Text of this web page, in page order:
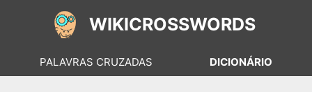
WIKICROSSWORDS
PALAVRAS CRUZADAS DICIONÁRIO